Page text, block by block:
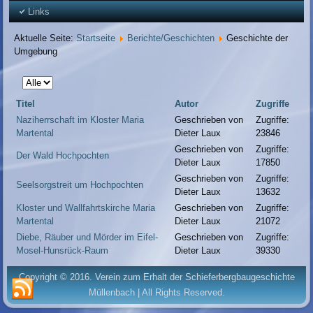
Links
Aktuelle Seite:Startseite Berichte/Geschichten
Geschichte der
Umgebung
Anzeige
Titel
Autor
Zugriffe
Naziherrschaft im Kloster Maria
Martental
Geschrieben von
Dieter Laux
Zugriffe:
23846
Der Wald Hochpochten
Geschrieben von
Dieter Laux
Zugriffe:
17850
Seelsorgstreit um Hochpochten
Geschrieben von
Dieter Laux
Zugriffe:
13632
Kloster und Wallfahrtskirche Maria
Martental
Geschrieben von
Dieter Laux
Zugriffe:
21072
Diebe, Räuber und Mörder im Eifel-
Mosel-Hunsrück-Raum
Geschrieben von
Dieter Laux
Zugriffe:
39330
Copyright © 2016. Verein zum Erhalt der Schieferbergbaugeschichte
Müllenbach | All Rights Reserved.